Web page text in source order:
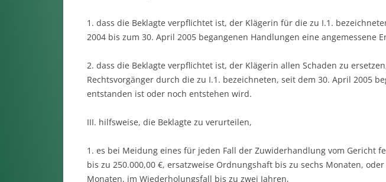
1. dass die Beklagte verpflichtet ist, der Klägerin für die zu I.1.
2004 bis zum 30. April 2005 begangenen Handlungen eine angemessene
2. dass die Beklagte verpflichtet ist, der Klägerin allen Schaden zu
Rechtsvorgänger durch die zu I.1. bezeichneten, seit dem 30. April 2005
entstanden ist oder noch entstehen wird.
III. hilfsweise, die Beklagte zu verurteilen,
1. es bei Meidung eines für jeden Fall der Zuwiderhandlung vom Gericht
bis zu 250.000,00 €, ersatzweise Ordnungshaft bis zu sechs Monaten,
Monaten, im Wiederholungsfall bis zu zwei Jahren,